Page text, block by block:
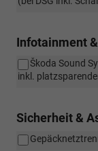
Infotainment
Škoda Sound
inkl.
Sicherheit &